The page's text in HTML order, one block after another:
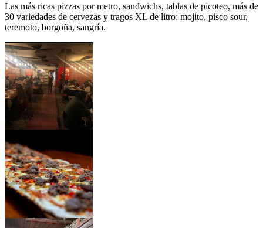
Las más ricas pizzas por metro, sandwichs, tablas de picoteo, más de
30 variedades de cervezas y tragos XL de litro: mojito, pisco sour,
teremoto, borgoña, sangría.